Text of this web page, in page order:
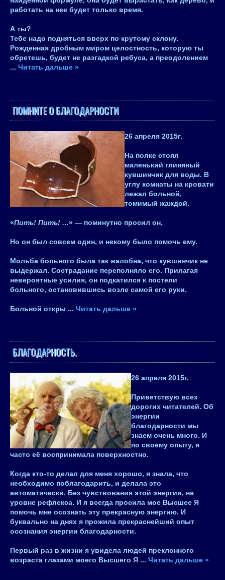
работать на нее будет только время.
А ты?
Тебе надо подняться вверх по крутому склону.
Рожденная дробным миром целостность, которую ты
обретешь, будет не разгадкой ребуса, а преодолением
... Читать дальше »
ПОМНИТЕ О БЛАГОДАРНОСТИ
26 апреля 2015г.
На полке стоял
маленький глиняный
кувшинчик для воды. В
углу комнаты на кровати
лежал больной,
томимый жаждой.
«Пить! Пить! …» — поминутно просил он.
Но он был совсем один, и некому было помочь ему.
Мольба больного была так жалобна, что кувшинчик не
выдержал. Сострадание переполняло его. Прилагая
невероятные усилия, он подкатился к постели
больного, остановившись возле самой его руки.
Больной откры ... Читать дальше »
БЛАГОДАРНОСТЬ.
26 апреля 2015г.
Приветствую всех
дорогих читателей. Об
энергии
благодарности мы
знаем очень много. И
по своему опыту, я
часто её воспринимала поверхностно.
Когда кто-то делал для меня хорошо, я знала, что
необходимо поблагодарить, и делала это
автоматически. Без чувствования этой энергии, на
уровне рефлекса. И я всегда просила мое Высшее Я
помочь мне осознать эту прекрасную энергию. И
буквально на днях я прожила прекраснейший опыт
осознания энергии благодарности.
Первый раз в жизни я увидела людей преклонного
возраста глазами моего Высшего Я ... Читать дальше »